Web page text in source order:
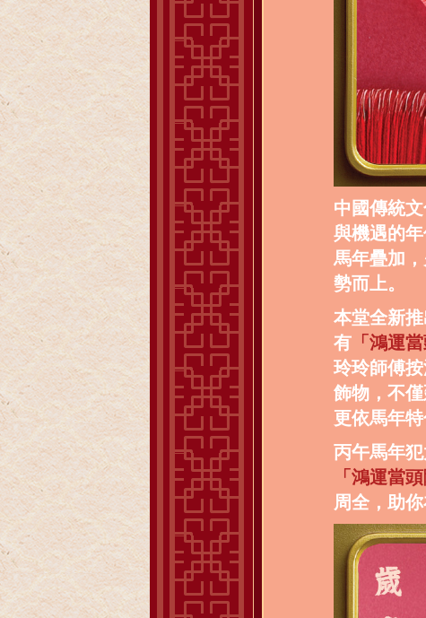
中國傳統
與機遇的
馬年疊加
勢而上。
本堂全新
有 「鴻運
玲玲師傅
飾物，不
更依馬年
丙午馬年犯
「鴻運當
周全，助